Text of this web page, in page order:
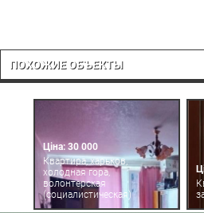
ПОХОЖИЕ ОБЪЕКТЫ
Ціна: 30 000
Квартира, харьков,
холодная гора,
волонтерская
(социалистическая)